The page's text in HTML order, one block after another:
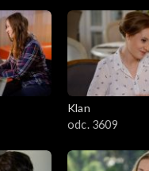
Klan
odc. 3609